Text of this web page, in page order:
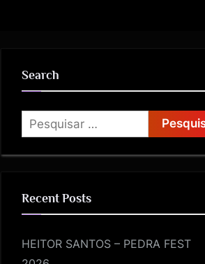
Search
Recent Posts
HEITOR SANTOS – PEDRA FEST